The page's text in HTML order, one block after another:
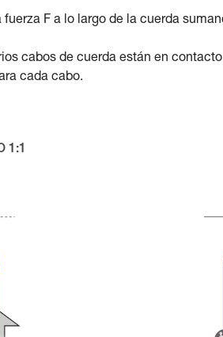
fuerza F a lo largo de la cuerda
cabos de cuerda están en
cada cabo.
1:1